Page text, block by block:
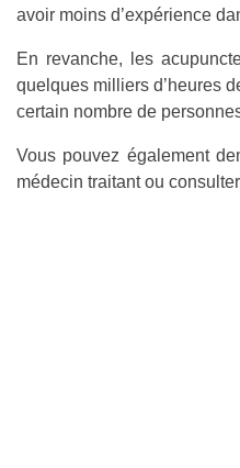
avoir moins d’expérience
En revanche, les
quelques milliers d’heures
certain nombre de
Vous pouvez également
médecin traitant ou